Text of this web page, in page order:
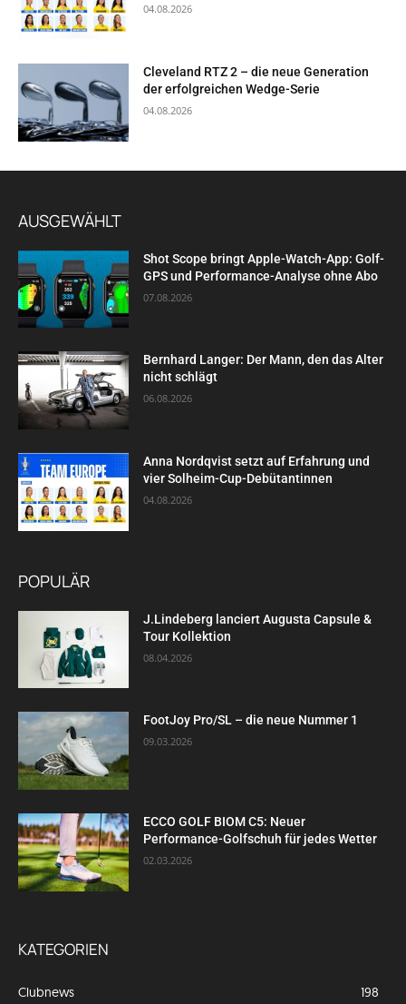
04.08.2026
Cleveland RTZ 2 – die neue Generation
der erfolgreichen Wedge-Serie
04.08.2026
AUSGEWÄHLT
Shot Scope bringt Apple-Watch-App: Golf-
GPS und Performance-Analyse ohne Abo
07.08.2026
Bernhard Langer: Der Mann, den das Alter
nicht schlägt
06.08.2026
Anna Nordqvist setzt auf Erfahrung und
vier Solheim-Cup-Debütantinnen
04.08.2026
POPULÄR
J.Lindeberg lanciert Augusta Capsule &
Tour Kollektion
08.04.2026
FootJoy Pro/SL – die neue Nummer 1
09.03.2026
ECCO GOLF BIOM C5: Neuer
Performance-Golfschuh für jedes Wetter
02.03.2026
KATEGORIEN
Clubnews
198